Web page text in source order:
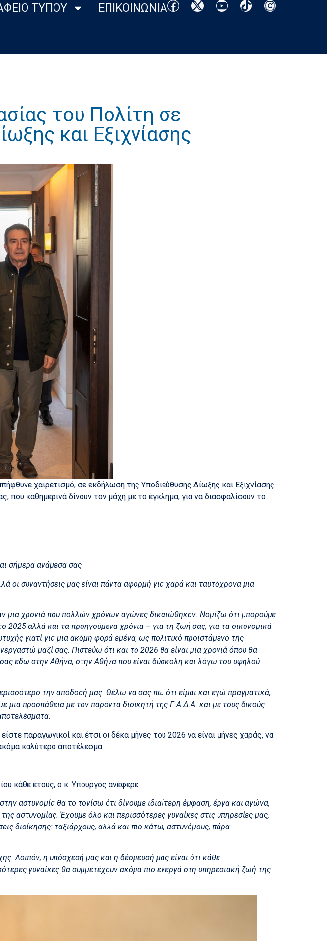
ΤΥΠΟΥ ΕΠΙΚΟΙΝΩΝΙΑ
του Πολίτη σε
και Εξιχνίασης
χαιρετισμό, σε εκδήλωση της Υποδιεύθυσης Δίωξης και Εξιχνίασης
που καθημερινά δίνουν τον μάχη με το έγκλημα, για να διασφαλίσουν το
σήμερα ανάμεσα σας.
συναντήσεις μας είναι πάντα αφορμή για χαρά και ταυτόχρονα μια
μια χρονιά που πολλών χρόνων αγώνες δικαιώθηκαν. Νομίζω ότι μπορούμε
2025 αλλά και τα προηγούμενα χρόνια – για τη ζωή σας, για τα οικονομικά
γιατί για μια ακόμη φορά εμένα, ως πολιτικό προϊστάμενο της
μαζί σας. Πιστεύω ότι και το 2026 θα είναι μια χρονιά όπου θα
εδώ στην Αθήνα, στην Αθήνα που είναι δύσκολη και λόγω του υψηλού
την απόδοσή μας. Θέλω να σας πω ότι είμαι και εγώ πραγματικά,
προσπάθεια με τον παρόντα διοικητή της Γ.Α.Δ.Α. και με τους δικούς
παραγωγικοί και έτσι οι δέκα μήνες του 2026 να είναι μήνες χαράς, να
καλύτερο αποτέλεσμα.
κάθε έτους, ο κ. Υπουργός ανέφερε:
αστυνομία θα το τονίσω ότι δίνουμε ιδιαίτερη έμφαση, έργα και αγώνα,
αστυνομίας. Έχουμε όλο και περισσότερες γυναίκες στις υπηρεσίες μας,
διοίκησης: ταξιάρχους, αλλά και πιο κάτω, αστυνόμους, πάρα
Λοιπόν, η υπόσχεσή μας και η δέσμευσή μας είναι ότι κάθε
γυναίκες θα συμμετέχουν ακόμα πιο ενεργά στη υπηρεσιακή ζωή της